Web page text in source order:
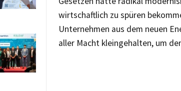
wirtschaftlich zu spüren
Unternehmen aus dem neuen
aller Macht kleingehalten, um